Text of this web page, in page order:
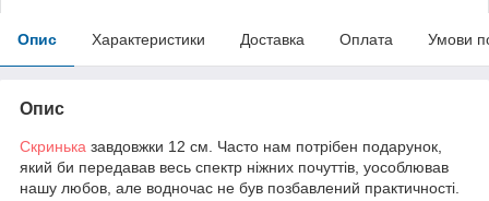
Опис Характеристики Доставка Оплата Умови
Опис
Скринька завдовжки 12 см. Часто нам потрібен подарунок,
який би передавав весь спектр ніжних почуттів, уособлював
нашу любов, але водночас не був позбавлений практичності.